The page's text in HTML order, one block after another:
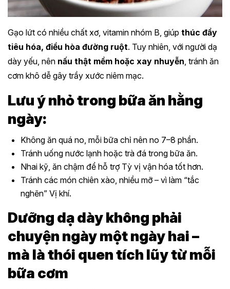
Gạo lứt có nhiều chất xơ, vitamin nhóm B, giúp thúc đẩy
tiêu hóa, điều hòa đường ruột. Tuy nhiên, với người dạ
dày yếu, nên nấu thật mềm hoặc xay nhuyễn, tránh ăn
cơm khô dễ gây trầy xước niêm mạc.
Lưu ý nhỏ trong bữa ăn hằng
ngày:
Không ăn quá no, mỗi bữa chỉ nên no 7–8 phần.
Tránh uống nước lạnh hoặc trà đá trong bữa ăn.
Nhai kỹ, ăn chậm để hỗ trợ Tỳ vị vận hóa tốt hơn.
Tránh các món chiên xào, nhiều mỡ – vì làm “tắc
nghẽn” Vị khí.
Dưỡng dạ dày không phải
chuyện ngày một ngày hai –
mà là thói quen tích lũy từ mỗi
bữa cơm